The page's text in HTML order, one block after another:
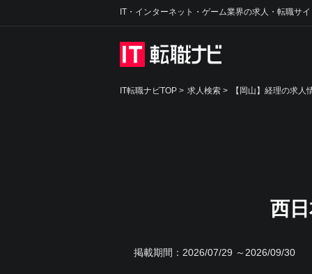
IT・インターネット・ゲーム業界の求人・転職サ
IT転職ナビTOP > 求人検索 > 【岡山】経理の求人
西
掲載期間： 2026/07/29 ～2026/09/30